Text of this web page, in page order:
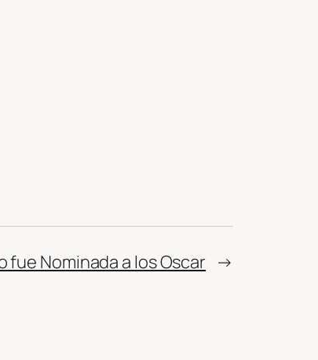
fue Nominada a los Oscar →